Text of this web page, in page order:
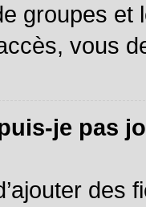
groupes et
vous
je pas
des